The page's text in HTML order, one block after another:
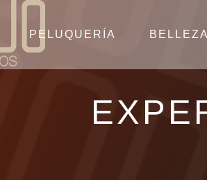
PELUQUERÍA BELLEZA